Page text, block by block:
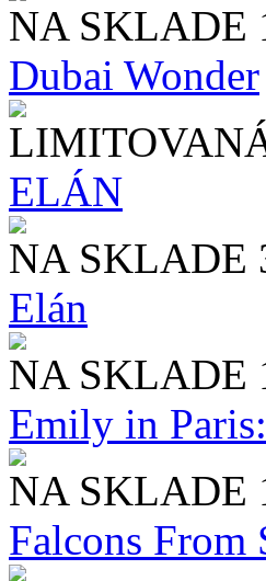
NA SKLADE
Dubai Wonder
ELÁN
NA SKLADE
Elán
NA SKLADE
Emily in
NA SKLADE
Falcons From